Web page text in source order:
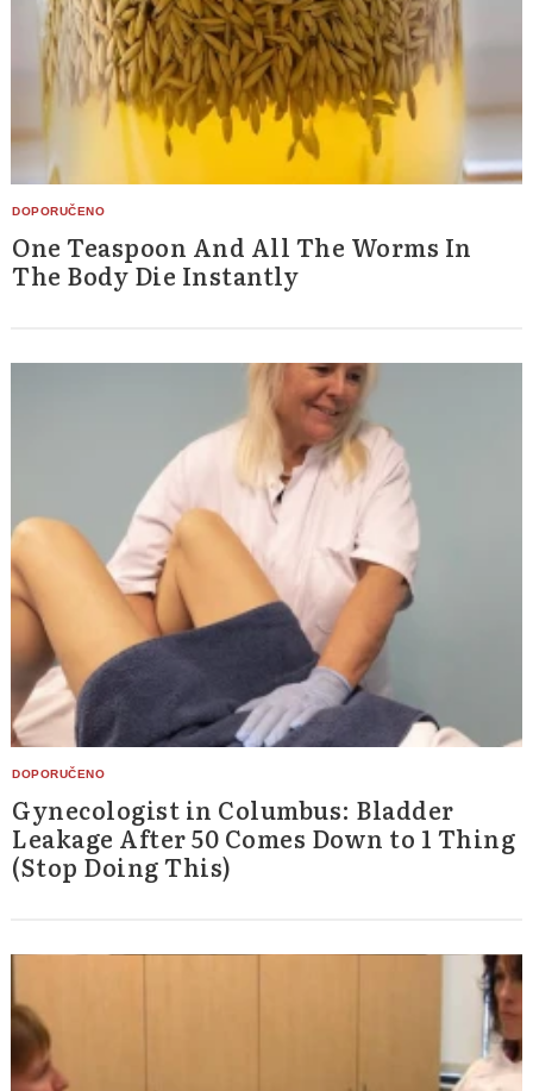
One Teaspoon And All The Worms In
The Body Die Instantly
Gynecologist in Columbus: Bladder
Leakage After 50 Comes Down to 1 Thing
(Stop Doing This)